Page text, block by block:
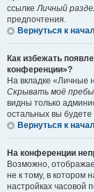
ссылкеЛичный
предпочтения.
Вернуться к
Как избежать
конференции»?
На вкладке «Личные
Скрывать моё
видны только
остальных вы
Вернуться к
На конференции
Возможно,
не к тому, в котором
настройках часовой